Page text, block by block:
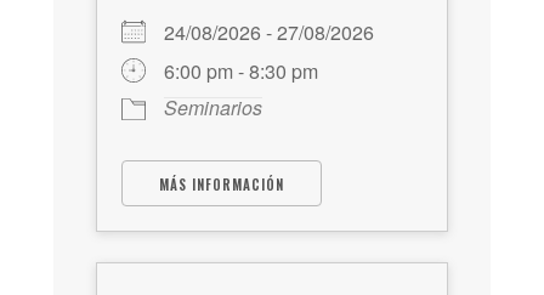
24/08/2026 - 27/08/2026
6:00 pm - 8:30 pm
Seminarios
MÁS INFORMACIÓN